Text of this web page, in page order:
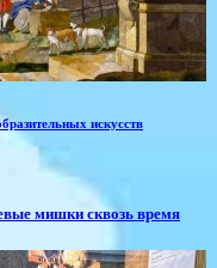
искусств
мишки сквозь время